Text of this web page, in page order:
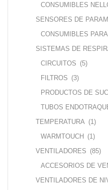
CONSUMIBLES
SENSORES DE
CONSUMIBLES
SISTEMAS DE
CIRCUITOS (5)
FILTROS (3)
PRODUCTOS DE
TUBOS
TEMPERATURA (1)
WARMTOUCH (1)
VENTILADORES (85)
ACCESORIOS DE
VENTILADORES DE